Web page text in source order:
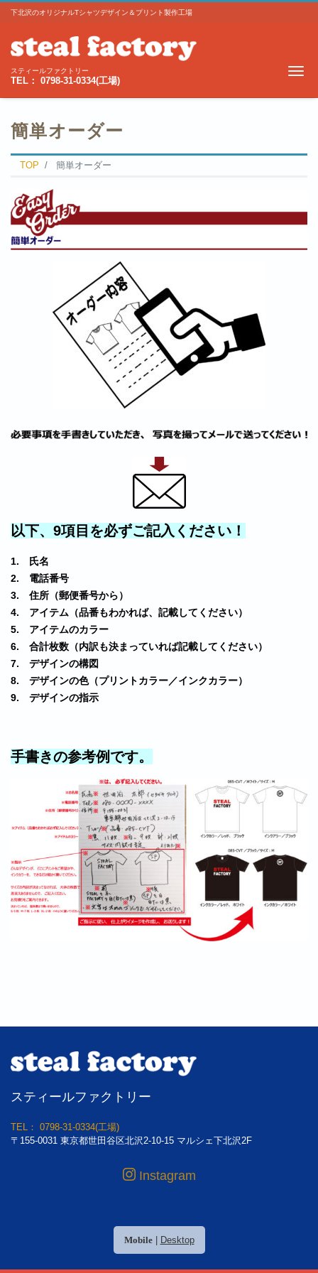
下北沢のオリジナルTシャツデザイン＆プリント製作工場
スティールファクトリー
TEL： 0798-31-0334(工場)
簡単オーダー
TOP 簡単オーダー
以下、9項目を必ずご記入ください！
1. 氏名
2. 電話番号
3. 住所（郵便番号から）
4. アイテム（品番もわかれば、記載してください）
5. アイテムのカラー
6. 合計枚数（内訳も決まっていれば記載してください）
7. デザインの構図
8. デザインの色（プリントカラー／インクカラー）
9. デザインの指示
手書きの参考例です。
スティールファクトリー
TEL： 0798-31-0334(工場)
〒155-0031 東京都世田谷区北沢2-10-15 マルシェ下北沢2F
Instagram
Mobile| Desktop